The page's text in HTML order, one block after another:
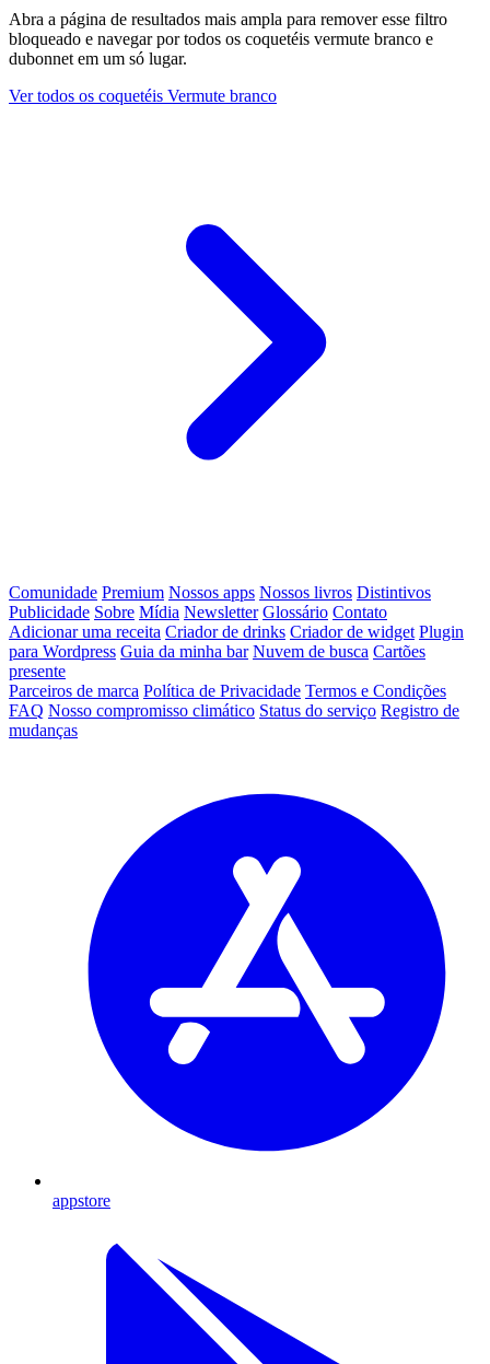
Abra a página de resultados mais ampla para remover esse filtro
bloqueado e navegar por todos os coquetéis vermute branco e
dubonnet em um só lugar.
Ver todos os coquetéis Vermute branco
Comunidade Premium Nossos apps Nossos livros Distintivos
Publicidade Sobre Mídia Newsletter Glossário Contato
Adicionar uma receita Criador de drinks Criador de widget Plugin
para Wordpress Guia da minha bar Nuvem de busca Cartões
presente
Parceiros de marca Política de Privacidade Termos e Condições
FAQ Nosso compromisso climático Status do serviço Registro de
mudanças
appstore